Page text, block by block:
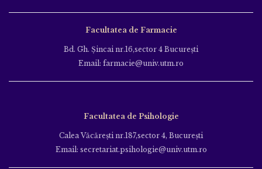
Facultatea de Farmacie
Bd. Gh. Şincai nr.16,sector 4 Bucureşti
Email: farmacie@univ.utm.ro
Facultatea de Psihologie
Calea Văcăreşti nr.187,sector 4, Bucureşti
Email: secretariat.psihologie@univ.utm.ro